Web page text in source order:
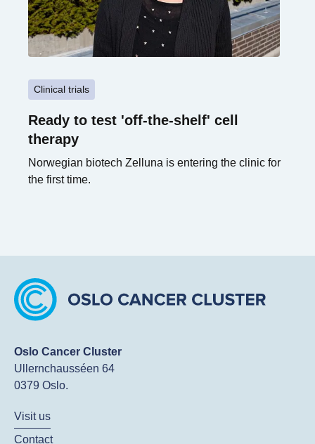
Clinical trials
Ready to test 'off-the-shelf' cell
therapy
Norwegian biotech Zelluna is entering the clinic for
the first time.
Oslo Cancer Cluster
Ullernchausséen 64
0379 Oslo.
Visit us
Contact